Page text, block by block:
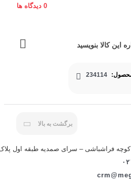
0 دیدگاه ها
این کالا بنویسید
234114
برگشت به بالا
کوچه فراشباشی – سرای صمدیه طبقه اول پلاک